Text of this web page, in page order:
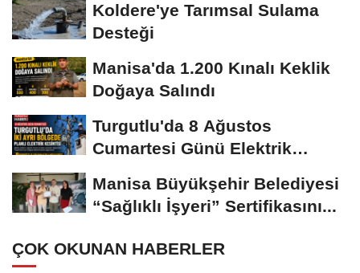
Koldere'ye Tarımsal Sulama
Desteği
Manisa'da 1.200 Kınalı Keklik
Doğaya Salındı
Turgutlu'da 8 Ağustos
Cumartesi Günü Elektrik
Manisa Büyükşehir Belediyesi
“Sağlıklı İşyeri” Sertifikasını...
ÇOK OKUNAN HABERLER